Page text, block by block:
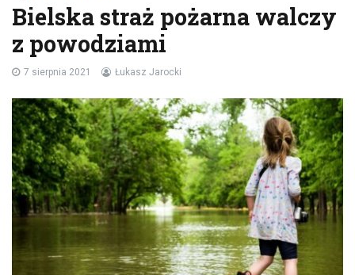
Bielska straż pożarna walczy
z powodziami
7 sierpnia 2021 Łukasz Jarocki